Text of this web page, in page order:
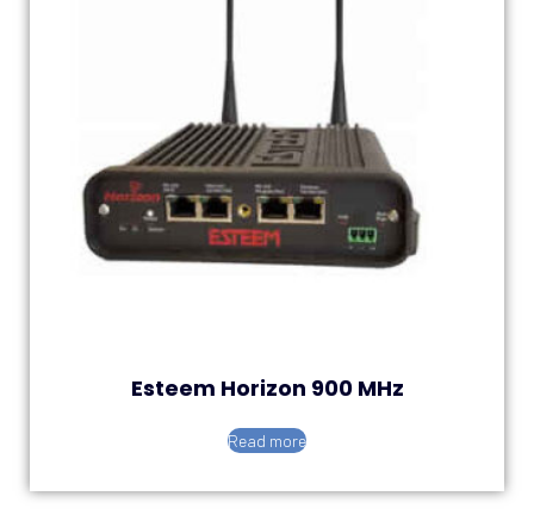
Esteem Horizon 900 MHz
Read more